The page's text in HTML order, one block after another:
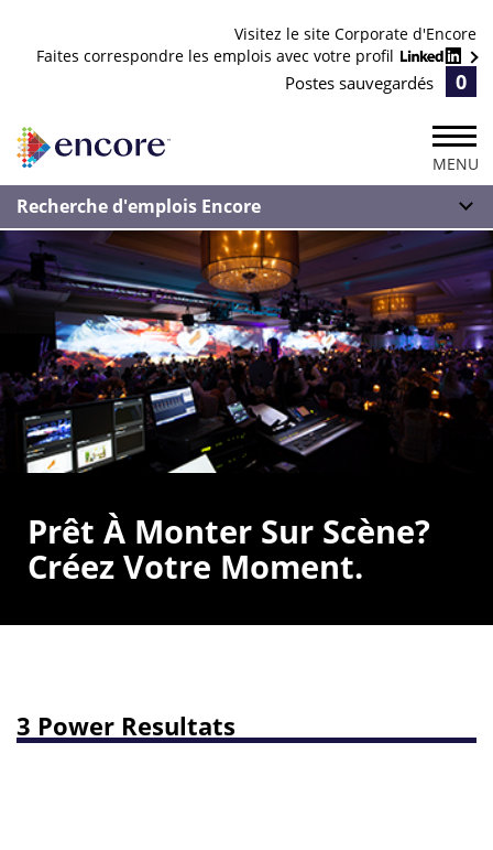
Visitez le site Corporate d'Encore
Faites correspondre les emplois avec votre profil
Postes sauvegardés 0
MENU
Recherche d'emplois Encore
Prêt À Monter Sur Scène?
Créez Votre Moment.
3 Power Resultats